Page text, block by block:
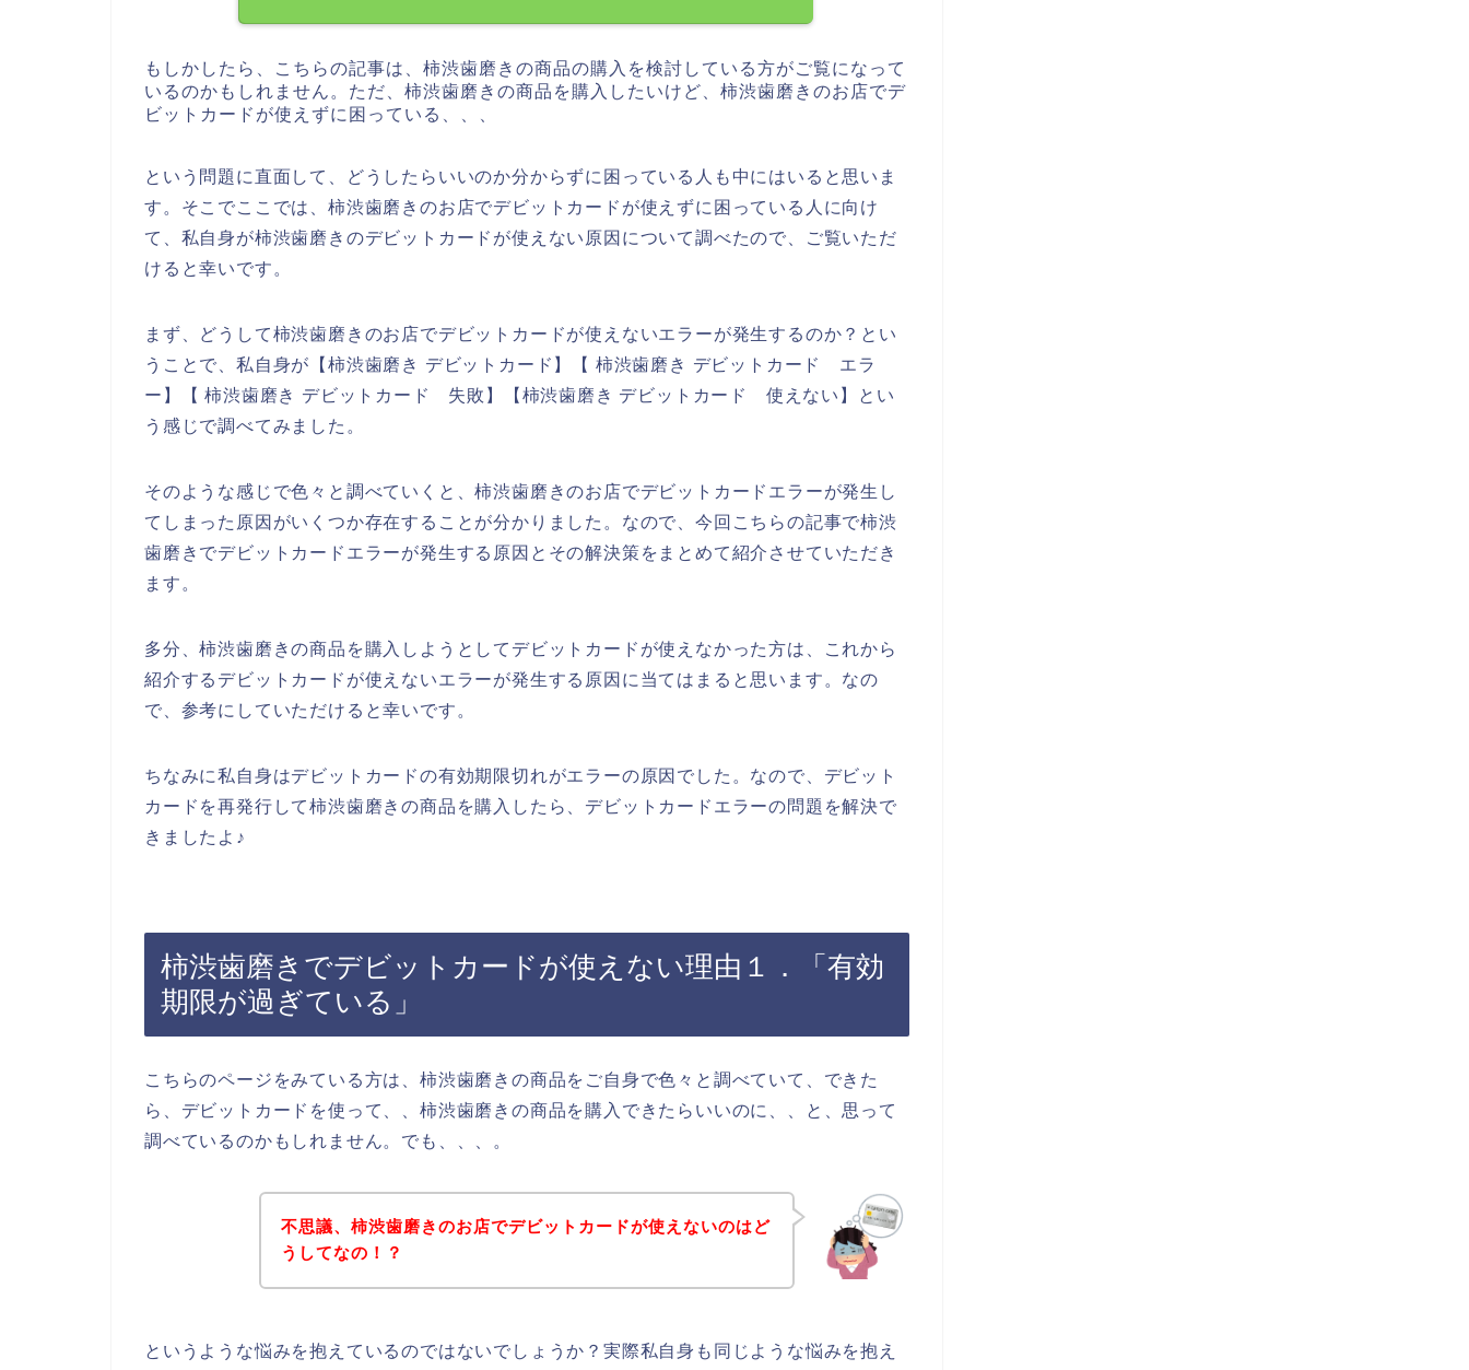
もしかしたら、こちらの記事は、柿渋歯磨きの商品の購入を検討している方がご覧になって
いるのかもしれません。ただ、柿渋歯磨きの商品を購入したいけど、柿渋歯磨きのお店でデ
ビットカードが使えずに困っている、、、
という問題に直面して、どうしたらいいのか分からずに困っている人も中にはいると思いま
す。そこでここでは、柿渋歯磨きのお店でデビットカードが使えずに困っている人に向け
て、私自身が柿渋歯磨きのデビットカードが使えない原因について調べたので、ご覧いただ
けると幸いです。
まず、どうして柿渋歯磨きのお店でデビットカードが使えないエラーが発生するのか？とい
うことで、私自身が【柿渋歯磨き デビットカード】【 柿渋歯磨き デビットカード エラ
ー】【 柿渋歯磨き デビットカード 失敗】【柿渋歯磨き デビットカード 使えない】とい
う感じで調べてみました。
そのような感じで色々と調べていくと、柿渋歯磨きのお店でデビットカードエラーが発生し
てしまった原因がいくつか存在することが分かりました。なので、今回こちらの記事で柿渋
歯磨きでデビットカードエラーが発生する原因とその解決策をまとめて紹介させていただき
ます。
多分、柿渋歯磨きの商品を購入しようとしてデビットカードが使えなかった方は、これから
紹介するデビットカードが使えないエラーが発生する原因に当てはまると思います。なの
で、参考にしていただけると幸いです。
ちなみに私自身はデビットカードの有効期限切れがエラーの原因でした。なので、デビット
カードを再発行して柿渋歯磨きの商品を購入したら、デビットカードエラーの問題を解決で
きましたよ♪
柿渋歯磨きでデビットカードが使えない理由１．「有効
期限が過ぎている」
こちらのページをみている方は、柿渋歯磨きの商品をご自身で色々と調べていて、できた
ら、デビットカードを使って、、柿渋歯磨きの商品を購入できたらいいのに、、と、思って
調べているのかもしれません。でも、、、。
不思議、柿渋歯磨きのお店でデビットカードが使えないのはど
うしてなの！？
というような悩みを抱えているのではないでしょうか？実際私自身も同じような悩みを抱え